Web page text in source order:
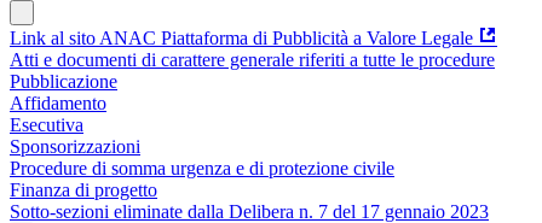
Link al sito ANAC Piattaforma di Pubblicità a Valore Legale
Atti e documenti di carattere generale riferiti a tutte le procedure
Pubblicazione
Affidamento
Esecutiva
Sponsorizzazioni
Procedure di somma urgenza e di protezione civile
Finanza di progetto
Sotto-sezioni eliminate dalla Delibera n. 7 del 17 gennaio 2023